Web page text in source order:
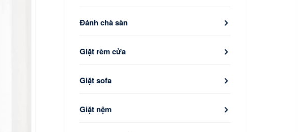
Đánh chà sàn
Giặt rèm cửa
Giặt sofa
Giặt nệm